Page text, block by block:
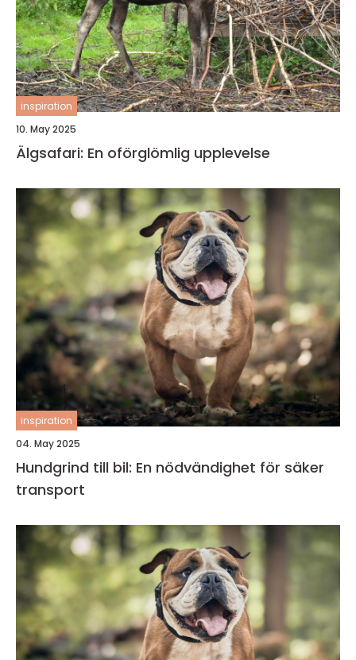
inspiration
10. May 2025
Älgsafari: En oförglömlig upplevelse
inspiration
04. May 2025
Hundgrind till bil: En nödvändighet för säker
transport